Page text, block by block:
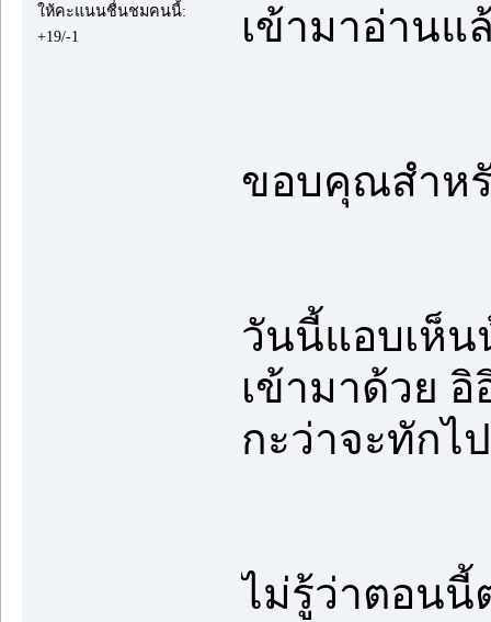
ให้คะแนนชื่นชมคนนี้:
+19/-1
เข้ามาอ่านแ
ขอบคุณสำหรั
วันนี้แอบเห็น
เข้ามาด้วย อิ
กะว่าจะทักไ
ไม่รู้ว่าตอนนี้